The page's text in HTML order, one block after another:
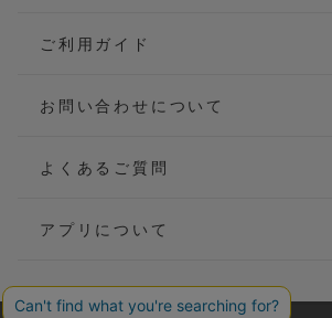
ご利用ガイド
お問い合わせについて
よくあるご質問
アプリについて